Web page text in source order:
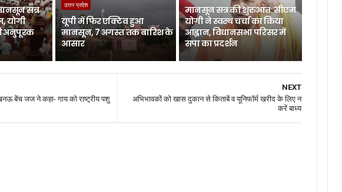
सत्र
योगी
अनुपूरक
उत्तर प्रदेश
यूपी में फिर एक्टिव हुआ
मानसून, 7 अगस्त तक बारिश के
आसार
मानसून सत्र की शुरुआत: सीएम
योगी ने स्वस्थ चर्चा का किया
आह्वान, विधानसभा परिसर में
सपा का प्रदर्शन
NEXT
अभिभावकों को खास दुकान से किताबें व यूनिफॉर्म खरीद के लिए न
करें बाध्य
बेंच जज ने कहा- गाय को राष्ट्रीय पशु